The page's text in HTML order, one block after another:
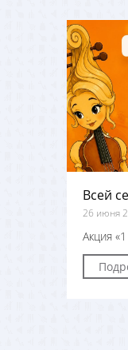
Всей
26 июня
Акция